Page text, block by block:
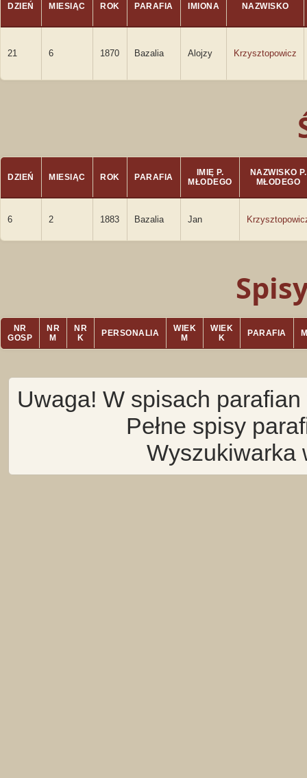
DZIEŃ MIESIĄC ROK PARAFIA IMIONA NAZWISKO
21 6 1870 Bazalia Alojzy Krzysztopowicz
DZIEŃ MIESIĄC ROK PARAFIA
IMIĘ P.
MŁODEGO
NAZWISKO P.
MŁODEGO
6 2 1883 Bazalia Jan
NR
GOSP
NR
M
NR
K
PERSONALIA
WIEK
M
WIEK
K
PARAFIA
Uwaga! W spisach
Pełne spisy
Wyszukiwarka